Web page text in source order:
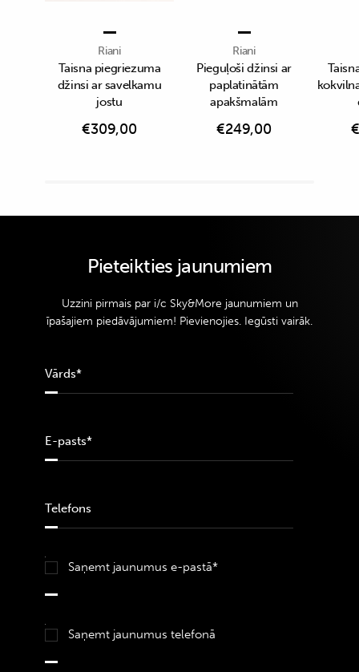
Riani
Taisna piegriezuma
džinsi ar savelkamu
jostu
€309,00
Riani
Pieguļoši džinsi ar
paplatinātām
apakšmalām
€249,00 €
Pieteikties jaunumiem
Uzzini pirmais par i/c Sky&More jaunumiem un
īpašajiem piedāvājumiem! Pievienojies. Iegūsti vairāk.
Saņemt jaunumus e-pastā*
Saņemt jaunumus telefonā